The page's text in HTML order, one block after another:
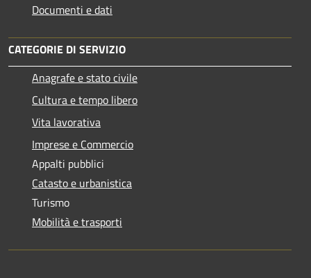
Documenti e dati
CATEGORIE DI SERVIZIO
Anagrafe e stato civile
Cultura e tempo libero
Vita lavorativa
Imprese e Commercio
Appalti pubblici
Catasto e urbanistica
Turismo
Mobilità e trasporti